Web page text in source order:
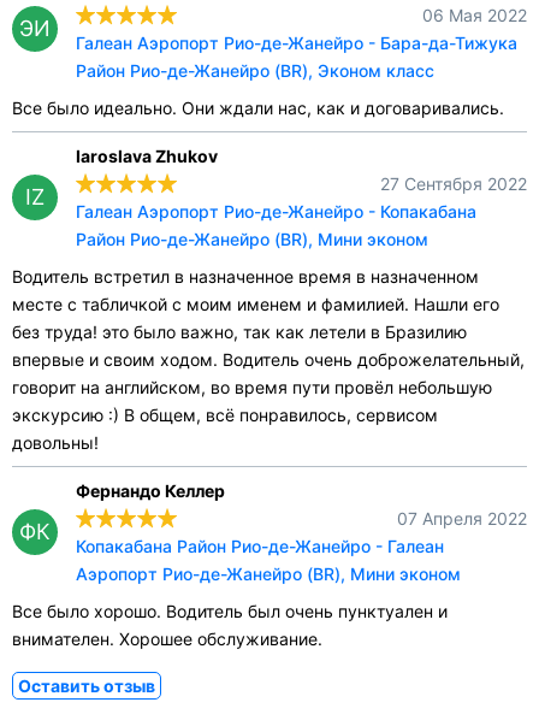
ЭИ
06 Мая 2022
Галеан Аэропорт Рио-де-Жанейро - Бара-да-Тижука
Район Рио-де-Жанейро (BR), Эконом класс
Все было идеально. Они ждали нас, как и договаривались.
IZ
Iaroslava Zhukov
27 Сентября 2022
Галеан Аэропорт Рио-де-Жанейро - Копакабана
Район Рио-де-Жанейро (BR), Мини эконом
Водитель встретил в назначенное время в назначенном
месте с табличкой с моим именем и фамилией. Нашли его
без труда! это было важно, так как летели в Бразилию
впервые и своим ходом. Водитель очень доброжелательный,
говорит на английском, во время пути провёл небольшую
экскурсию :) В общем, всё понравилось, сервисом
довольны!
ФК
Фернандо Келлер
07 Апреля 2022
Копакабана Район Рио-де-Жанейро - Галеан
Аэропорт Рио-де-Жанейро (BR), Мини эконом
Все было хорошо. Водитель был очень пунктуален и
внимателен. Хорошее обслуживание.
Оставить отзыв